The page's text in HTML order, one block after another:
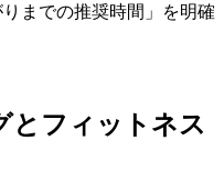
までの推奨時間」を明確
とフィットネス